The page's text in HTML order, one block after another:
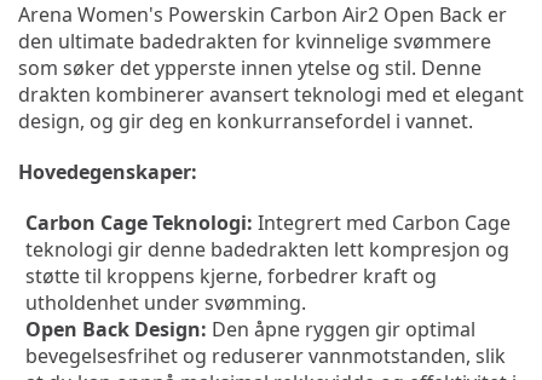
Arena Women's Powerskin Carbon Air2 Open Back er
den ultimate badedrakten for kvinnelige svømmere
som søker det ypperste innen ytelse og stil. Denne
drakten kombinerer avansert teknologi med et elegant
design, og gir deg en konkurransefordel i vannet.
Hovedegenskaper:
Carbon Cage Teknologi: Integrert med Carbon Cage
teknologi gir denne badedrakten lett kompresjon og
støtte til kroppens kjerne, forbedrer kraft og
utholdenhet under svømming.
Open Back Design: Den åpne ryggen gir optimal
bevegelsesfrihet og reduserer vannmotstanden, slik